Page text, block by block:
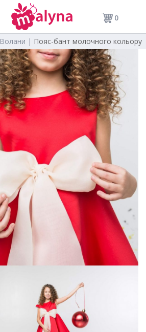
0
Волани | Пояс-бант молочного кольору